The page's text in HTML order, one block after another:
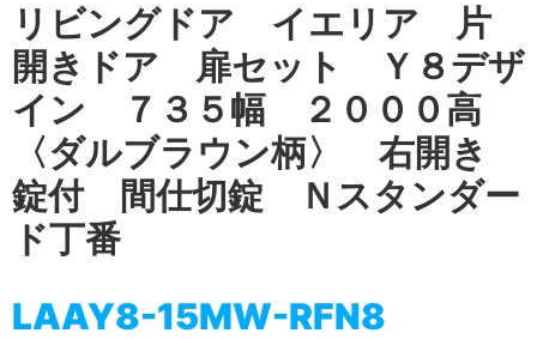
リビングドア イエリア 片
開きドア 扉セット Ｙ８デザ
イン ７３５幅 ２０００高
〈ダルブラウン柄〉 右開き
錠付 間仕切錠 Ｎスタンダー
ド丁番
LAAY8-15MW-RFN8